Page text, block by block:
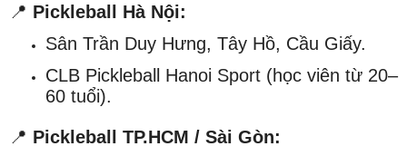
📍 Pickleball Hà Nội:
Sân Trần Duy Hưng, Tây Hồ, Cầu Giấy.
CLB Pickleball Hanoi Sport (học viên từ 20–
60 tuổi).
📍 Pickleball TP.HCM / Sài Gòn: